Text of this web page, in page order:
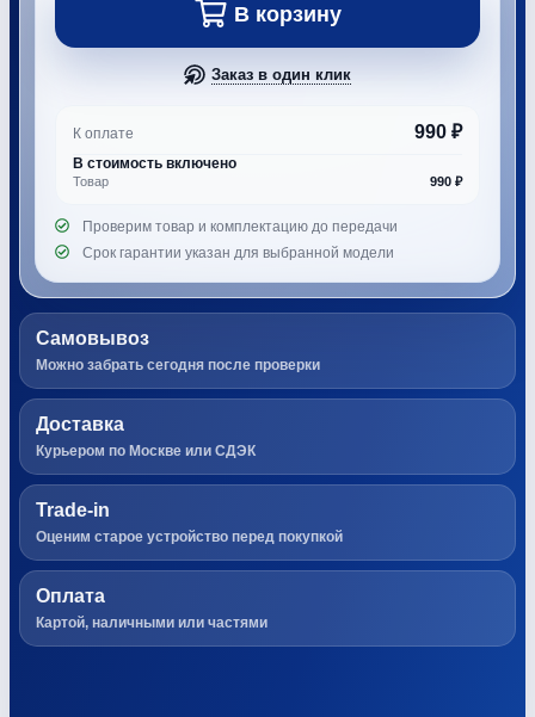
В корзину
Заказ в один клик
К оплате 990 ₽
В стоимость включено
Товар 990 ₽
Проверим товар и комплектацию до передачи
Срок гарантии указан для выбранной модели
Самовывоз
Можно забрать сегодня после проверки
Доставка
Курьером по Москве или СДЭК
Trade-in
Оценим старое устройство перед покупкой
Оплата
Картой, наличными или частями